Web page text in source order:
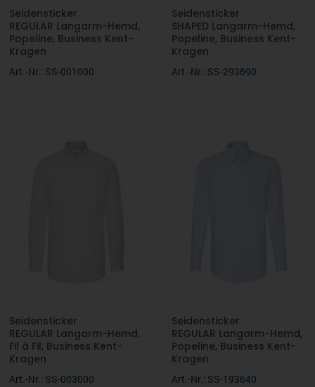
Seidensticker
REGULAR Langarm-Hemd,
Popeline, Business Kent-
Kragen
Art.-Nr.: SS-001000
Seidensticker
SHAPED Langarm-Hemd,
Popeline, Business Kent-
Kragen
Art.-Nr.: SS-293690
Seidensticker
REGULAR Langarm-Hemd,
Fil à Fil, Business Kent-
Kragen
Art.-Nr.: SS-003000
Seidensticker
REGULAR Langarm-Hemd,
Popeline, Business Kent-
Kragen
Art.-Nr.: SS-193640